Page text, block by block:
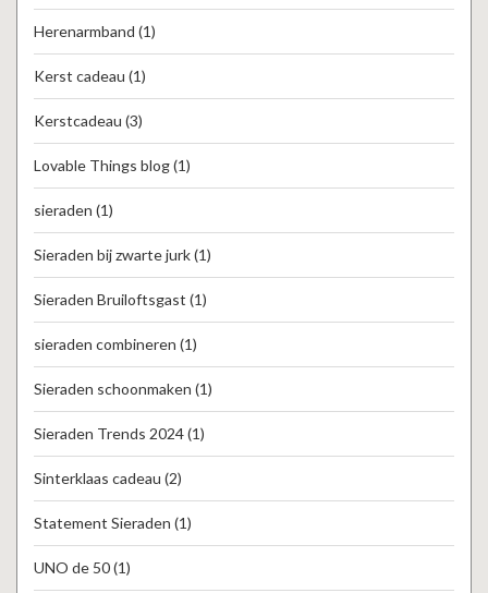
Herenarmband (1)
Kerst cadeau (1)
Kerstcadeau (3)
Lovable Things blog(1)
sieraden (1)
Sieraden bij zwarte jurk(1)
Sieraden Bruiloftsgast (1)
sieraden combineren (1)
Sieraden schoonmaken (1)
Sieraden Trends 2024(1)
Sinterklaas cadeau (2)
Statement Sieraden (1)
UNO de 50(1)